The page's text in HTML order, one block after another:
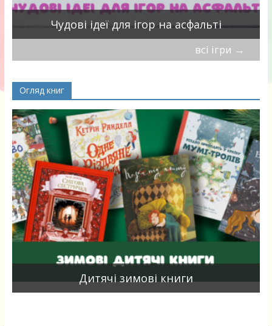
Чудові ідеї для ігор на асфальті
всі ігри →
Огляд книг
Дитячі зимові книги